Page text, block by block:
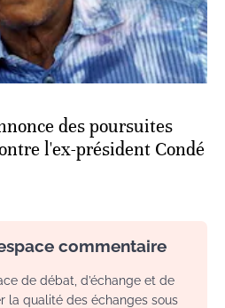
des poursuites
l'ex-président Condé
commentaire
de débat, d’échange et de
la qualité des échanges sous